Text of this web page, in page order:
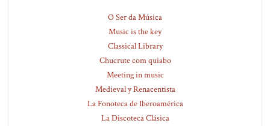
O Ser da Música
Music is the key
Classical Library
Chucrute com quiabo
Meeting in music
Medieval y Renacentista
La Fonoteca de Iberoamérica
La Discoteca Clásica